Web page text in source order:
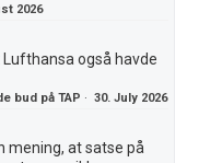
2026
også havde
bud på TAP ·30. July 2026
mening, at satse på